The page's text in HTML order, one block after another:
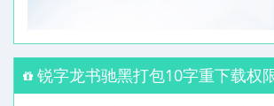
锐字龙书驰黑打包10字重下载权